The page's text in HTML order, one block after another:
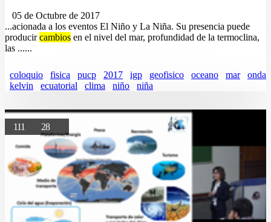
05 de Octubre de 2017
...acionada a los eventos El Niño y La Niña. Su presencia puede
producircambios en el nivel del mar, profundidad de la termoclina,
las ......
coloquio fisica pucp 2017 igp geofisico oceano mar
onda
kelvin
ecuatorial clima niño niña
111 28